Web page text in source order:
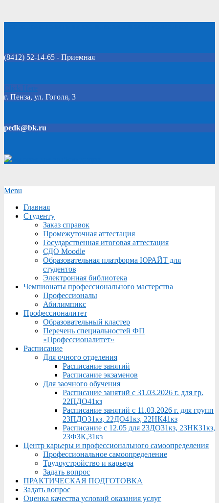
(8412) 52-14-65 - Приемная
Click Here
г. Пенза, ул. Гоголя, 3
pedk@bk.ru
Secondary
Menu
Menu
Главная
Студенту
Заказ справок
Промежуточная аттестация
Государственная итоговая аттестация
СДО Moodle
Образовательная платформа ЮРАЙТ для
студентов
Электронная библиотека
Чемпионаты профессионального мастерства
Профессионалы
Абилимпикс
Профессионалитет
Образовательный кластер
Перечень специальностей ФП
«Профессионалитет»
Расписание
Для очного отделения
Расписание занятий
Расписание экзаменов
Для заочного обучения
Расписание занятий с 31.03.2026 г. для гр.
22ПДО41кз
Расписание занятий с 11.03.2026 г. для групп
23ПДО31кз, 22ДО41кз, 22НК41кз
Расписание с 12.05 для 23ДО31кз, 23НК31кз,
23ФЗК,31кз
Центр карьеры и профессионального самоопределения
Профессиональное самоопределение
Трудоустройство и карьера
Задать вопрос
ПРАКТИЧЕСКАЯ ПОДГОТОВКА
Задать вопрос
Оценка качества условий оказания услуг